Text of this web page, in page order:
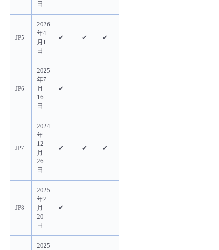
日
JP5
2026
年4
月1
日
✔ ✔ ✔
JP6
2025
年7
月
16
日
✔ – –
JP7
2024
年
12
月
26
日
✔ ✔ ✔
JP8
2025
年2
月
20
日
✔ – –
2025